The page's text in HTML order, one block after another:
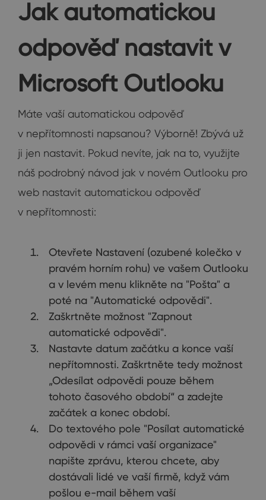
Jak automatickou
odpověď nastavit v
Microsoft Outlooku
Máte vaší automatickou odpověď
v nepřítomnosti napsanou? Výborně! Zbývá už
ji jen nastavit. Pokud nevíte, jak na to, využijte
náš podrobný návod jak v novém Outlooku pro
web nastavit automatickou odpověď
v nepřítomnosti:
Otevřete Nastavení (ozubené kolečko v
pravém horním rohu) ve vašem Outlooku
a v levém menu klikněte na "Pošta" a
poté na "Automatické odpovědi".
Zaškrtněte možnost "Zapnout
automatické odpovědi".
Nastavte datum začátku a konce vaší
nepřítomnosti. Zaškrtněte tedy možnost
„Odesílat odpovědi pouze během
tohoto časového období“ a zadejte
začátek a konec období.
Do textového pole "Posílat automatické
odpovědi v rámci vaší organizace"
napište zprávu, kterou chcete, aby
dostávali lidé ve vaší firmě, když vám
pošlou e-mail během vaší